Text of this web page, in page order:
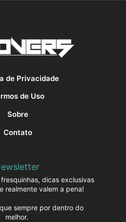
de Privacidade
de Uso
Sobre
Contato
dicas exclusivas
realmente valem a pena!
sempre por dentro do
melhor.